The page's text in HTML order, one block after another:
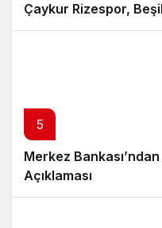
Çaykur Rizespor,
5
Merkez
Açıklaması